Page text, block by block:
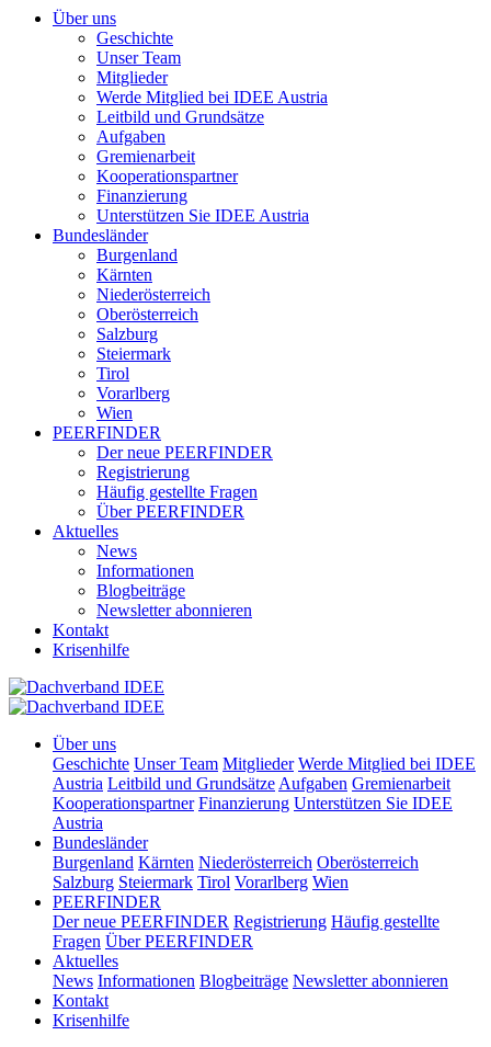
Über uns
Geschichte
Unser Team
Mitglieder
Werde Mitglied bei IDEE Austria
Leitbild und Grundsätze
Aufgaben
Gremienarbeit
Kooperationspartner
Finanzierung
Unterstützen Sie IDEE Austria
Bundesländer
Burgenland
Kärnten
Niederösterreich
Oberösterreich
Salzburg
Steiermark
Tirol
Vorarlberg
Wien
PEERFINDER
Der neue PEERFINDER
Registrierung
Häufig gestellte Fragen
Über PEERFINDER
Aktuelles
News
Informationen
Blogbeiträge
Newsletter abonnieren
Kontakt
Krisenhilfe
Über uns
Geschichte Unser Team Mitglieder Werde Mitglied bei IDEE
Austria Leitbild und Grundsätze Aufgaben Gremienarbeit
Kooperationspartner Finanzierung Unterstützen Sie IDEE
Austria
Bundesländer
Burgenland Kärnten Niederösterreich Oberösterreich
Salzburg Steiermark Tirol Vorarlberg Wien
PEERFINDER
Der neue PEERFINDER Registrierung Häufig gestellte
Fragen Über PEERFINDER
Aktuelles
News Informationen Blogbeiträge Newsletter abonnieren
Kontakt
Krisenhilfe